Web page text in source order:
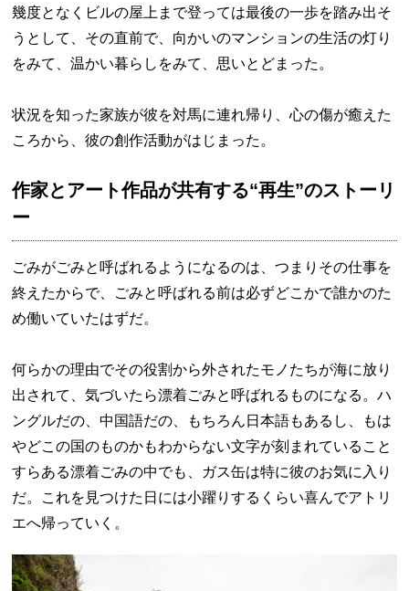
幾度となくビルの屋上まで登っては最後の一歩を踏み出そ
うとして、その直前で、向かいのマンションの生活の灯り
をみて、温かい暮らしをみて、思いとどまった。
状況を知った家族が彼を対馬に連れ帰り、心の傷が癒えた
ころから、彼の創作活動がはじまった。
作家とアート作品が共有する“再生”のストーリ
ー
ごみがごみと呼ばれるようになるのは、つまりその仕事を
終えたからで、ごみと呼ばれる前は必ずどこかで誰かのた
め働いていたはずだ。
何らかの理由でその役割から外されたモノたちが海に放り
出されて、気づいたら漂着ごみと呼ばれるものになる。ハ
ングルだの、中国語だの、もちろん日本語もあるし、もは
やどこの国のものかもわからない文字が刻まれていること
すらある漂着ごみの中でも、ガス缶は特に彼のお気に入り
だ。これを見つけた日には小躍りするくらい喜んでアトリ
エへ帰っていく。